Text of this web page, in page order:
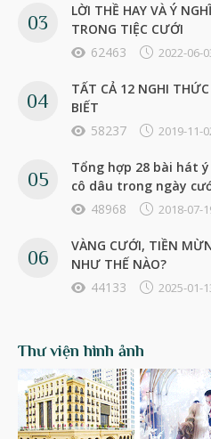
LỜI THỀ HAY VÀ Ý
TRONG TIỆC CƯỚI
62463
2022-06-
TẤT CẢ 12 NGHI
BIẾT
58237
2019-11-
Tổng hợp 28 bài hát
cô dâu trong ngày
48968
2018-07-
VÀNG CƯỚI, TIỀN
NHƯ THẾ NÀO?
44133
2025-01-
Thư viện hình ảnh